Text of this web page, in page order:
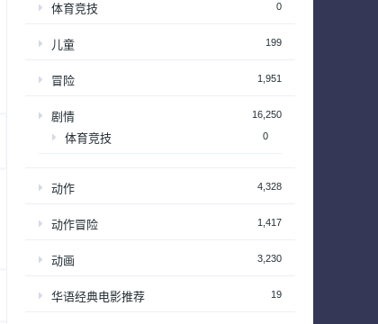
体育竞技 0
儿童 199
冒险 1,951
剧情 16,250
体育竞技 0
动作 4,328
动作冒险 1,417
动画 3,230
华语经典电影推荐 19